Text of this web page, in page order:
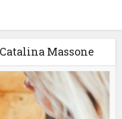
Massone